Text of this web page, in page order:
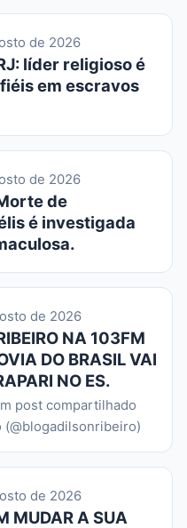
de 2026
líder religioso é
em escravos
de 2026
de
é investigada
de 2026
NA 103FM
DO BRASIL VAI
NO ES.
post compartilhado
(@blogadilsonribeiro)
de 2026
MUDAR A SUA